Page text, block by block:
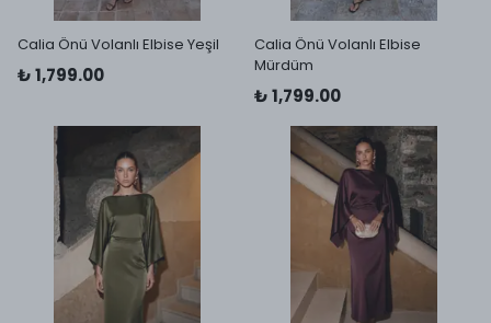
Calia Önü Volanlı Elbise Yeşil
₺ 1,799.00
Calia Önü Volanlı Elbise
Mürdüm
₺ 1,799.00